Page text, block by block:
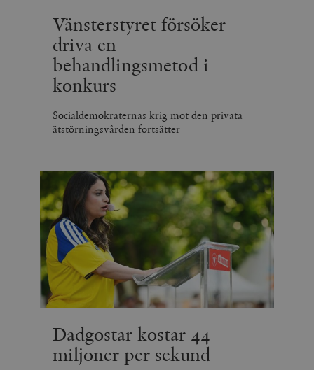
Vänsterstyret försöker
driva en
behandlingsmetod i
konkurs
Socialdemokraternas krig mot den privata
ätstörningsvården fortsätter
Dadgostar kostar 44
miljoner per sekund